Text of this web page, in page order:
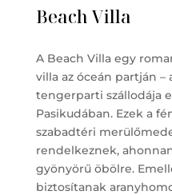
Beach Villa
A Beach Villa egy
villa az óceán partján –
tengerparti szállodája
Pasikudában. Ezek a
szabadtéri
rendelkeznek,
gyönyörű öbölre.
biztosítanak